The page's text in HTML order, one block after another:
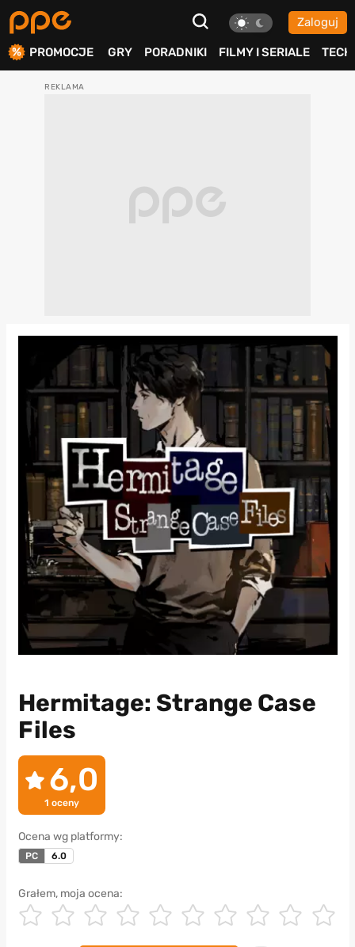
Zaloguj
PROMOCJE GRY PORADNIKI FILMY I SERIALE TECH
Hermitage: Strange Case
Files
6,0
1 oceny
Ocena wg platformy:
PC 6.0
Grałem, moja ocena: